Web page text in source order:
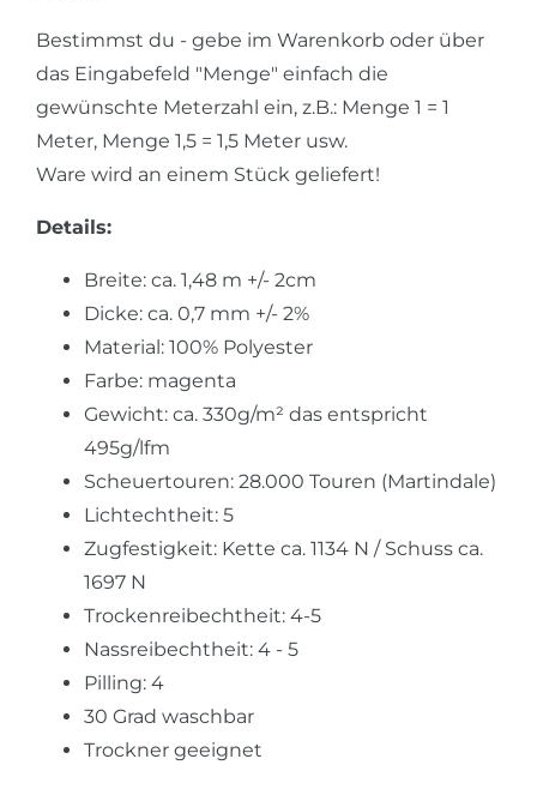
Bestimmst du - gebe im Warenkorb oder über
das Eingabefeld "Menge" einfach die
gewünschte Meterzahl ein, z.B.: Menge 1 = 1
Meter, Menge 1,5 = 1,5 Meter usw.
Ware wird an einem Stück geliefert!
Details:
Breite: ca. 1,48 m +/- 2cm
Dicke: ca. 0,7 mm +/- 2%
Material: 100% Polyester
Farbe: magenta
Gewicht: ca. 330g/m² das entspricht
495g/lfm
Scheuertouren: 28.000 Touren (Martindale)
Lichtechtheit: 5
Zugfestigkeit: Kette ca. 1134 N / Schuss ca.
1697 N
Trockenreibechtheit: 4-5
Nassreibechtheit: 4 - 5
Pilling: 4
30 Grad waschbar
Trockner geeignet